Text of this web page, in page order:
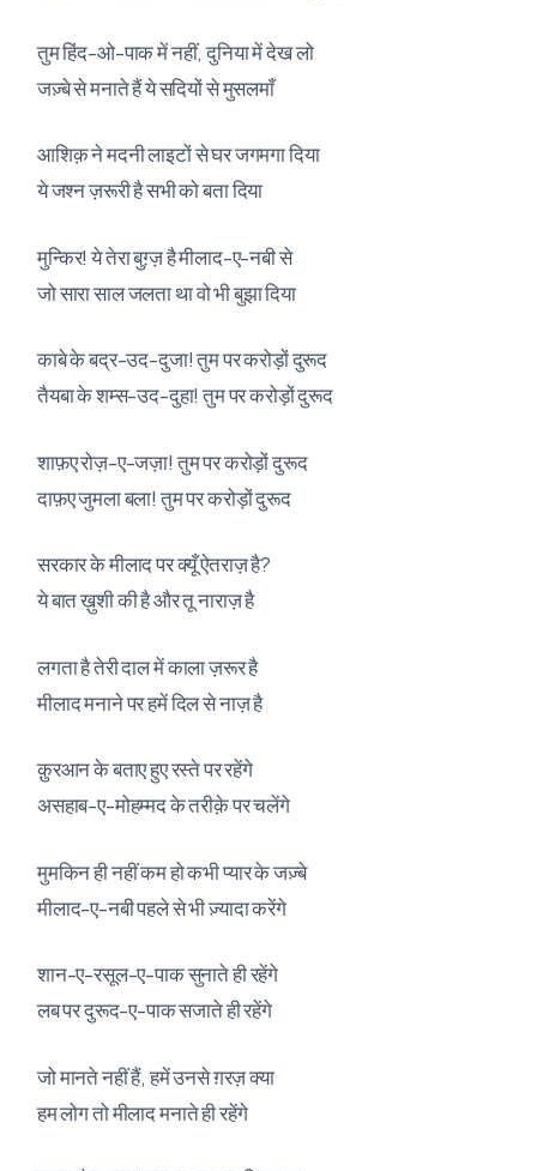
तुम हिंद-ओ-पाक में नहीं, दुनिया में देख लो
जज़्बे से मनाते हैं ये सदियों से मुसलमाँ
आशिक़ ने मदनी लाइटों से घर जगमगा दिया
ये जश्न ज़रूरी है सभी को बता दिया
मुन्किर! ये तेरा बुग़्ज़ है मीलाद-ए-नबी से
जो सारा साल जलता था वो भी बुझा दिया
काबे के बद्र-उद-दुजा! तुम पर करोड़ों दुरूद
तैयबा के शम्स-उद-दुहा! तुम पर करोड़ों दुरूद
शाफ़ए रोज़-ए-जज़ा! तुम पर करोड़ों दुरूद
दाफ़ए जुमला बला! तुम पर करोड़ों दुरूद
सरकार के मीलाद पर क्यूँ ऐतराज़ है?
ये बात ख़ुशी की है और तू नाराज़ है
लगता है तेरी दाल में काला ज़रूर है
मीलाद मनाने पर हमें दिल से नाज़ है
क़ुरआन के बताए हुए रस्ते पर रहेंगे
असहाब-ए-मोहम्मद के तरीक़े पर चलेंगे
मुमकिन ही नहीं कम हो कभी प्यार के जज़्बे
मीलाद-ए-नबी पहले से भी ज़्यादा करेंगे
शान-ए-रसूल-ए-पाक सुनाते ही रहेंगे
लब पर दुरूद-ए-पाक सजाते ही रहेंगे
जो मानते नहीं हैं, हमें उनसे ग़रज़ क्या
हम लोग तो मीलाद मनाते ही रहेंगे